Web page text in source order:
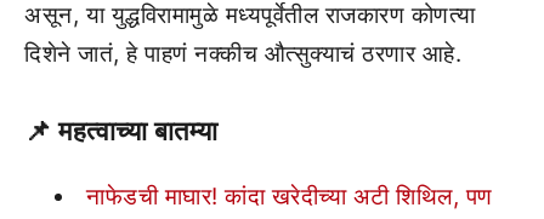
असून, या युद्धविरामामुळे मध्यपूर्वेतील राजकारण कोणत्या
दिशेने जातं, हे पाहणं नक्कीच औत्सुक्याचं ठरणार आहे.
📌महत्वाच्या बातम्या
नाफेडची माघार! कांदा खरेदीच्या अटी शिथिल, पण